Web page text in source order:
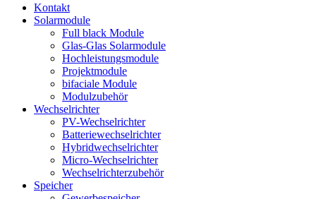
Kontakt
Solarmodule
Full black Module
Glas-Glas Solarmodule
Hochleistungsmodule
Projektmodule
bifaciale Module
Modulzubehör
Wechselrichter
PV-Wechselrichter
Batteriewechselrichter
Hybridwechselrichter
Micro-Wechselrichter
Wechselrichterzubehör
Speicher